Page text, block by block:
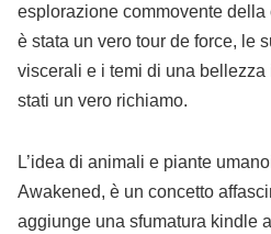
esplorazione commovente
è stata un vero tour de force, le
viscerali e i temi di una
stati un vero richiamo.
L’idea di animali e piante
Awakened, è un concetto
aggiunge una sfumatura kindle